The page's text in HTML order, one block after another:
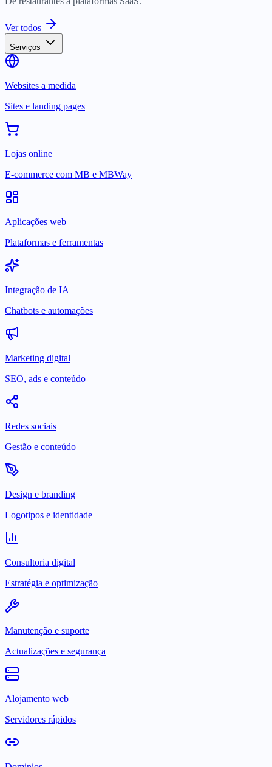
Ver todos
Serviços
Websites a medida
Sites e landing pages
Lojas online
E-commerce com MB e MBWay
Aplicações web
Plataformas e ferramentas
Integração de IA
Chatbots e automações
Marketing digital
SEO, ads e conteúdo
Redes sociais
Gestão e conteúdo
Design e branding
Logotipos e identidade
Consultoria digital
Estratégia e optimização
Manutenção e suporte
Actualizações e segurança
Alojamento web
Servidores rápidos